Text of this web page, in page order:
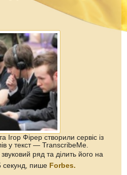
Ігор Фірер створили сервіс із
у текст — TranscribeMe.
ряд та ділить його на
секунд, пише Forbes.